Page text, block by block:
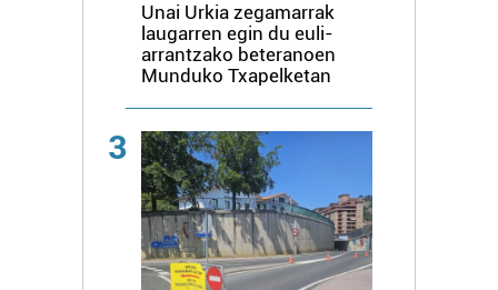
Unai Urkia zegamarrak
laugarren egin du euli-
arrantzako beteranoen
Munduko Txapelketan
3